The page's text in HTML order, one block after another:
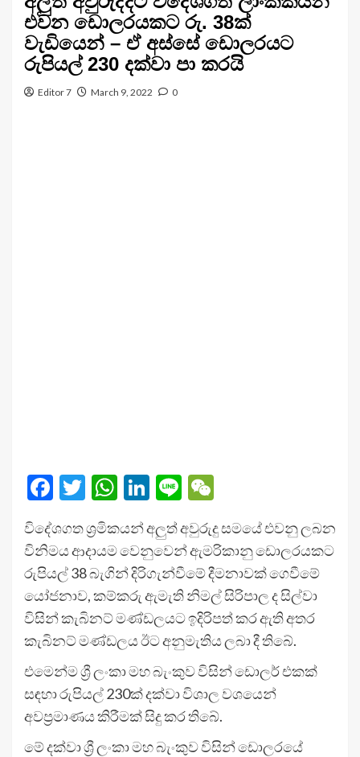
එවන ඩොලරයකට රු. 38ක්
වැඩියෙන් – ඒ අස්සේ ඩොලරයට
රුපියල් 230 දක්වා පා කරයි
Editor 7 March 9, 2022 0
Facebook
Twitter
WhatsApp
LinkedIn
Line
විදේශගත ශ්‍රමිකයන් අලුත් අවුරුදු සමයේ එවනු ලබන
විනිමය ආදායම වෙනුවෙන් ඇමරිකානු ඩොලරයකට
රුපියල් 38 බැගින් දිරිගැන්වීමේ දීමනාවක් ගෙවීමේ
යෝජනාව, කම්කරු ඇමැති නිමල් සිරිපාල ද සිල්වා
විසින් කැබිනට් මණ්ඩලයට ඉදිරිපත් කර ඇති අතර
කැබිනට් මණ්ඩලය ඊට අනුමැතිය ලබා දී තිබේ.
එමෙන්ම ශ්‍රී ලංකා මහ බැංකුව විසින් ඩොලර් එකක්
සඳහා රුපියල් 230ක් දක්වා විශාල වශයෙන්
අවප්‍රමාණය කිරීමක් සිදු කර තිබේ.
මේ දක්වා ශ්‍රී ලංකා මහ බැංකුව විසින් ඩොලරයේ